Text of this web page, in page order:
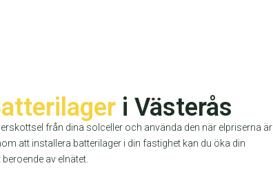
i Västerås
från dina solceller och använda den när elpriserna är
att installera batterilager i din fastighet kan du öka din
av elnätet.